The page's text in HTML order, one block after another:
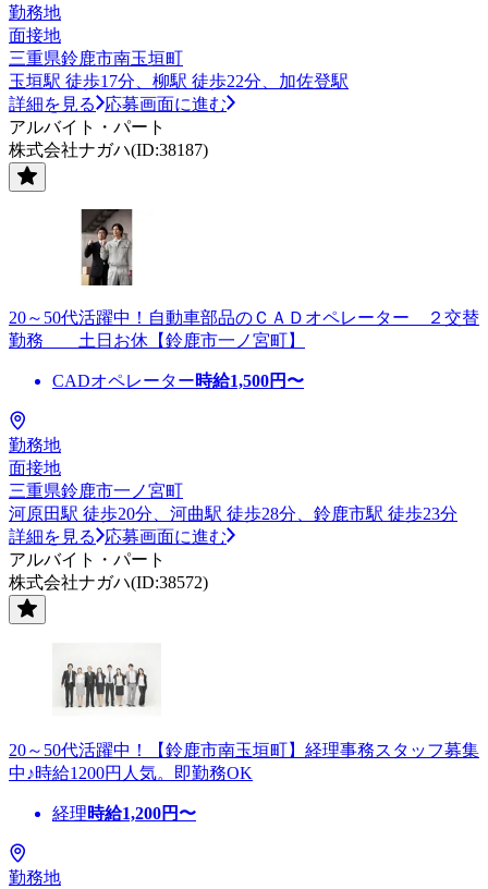
勤務地
面接地
三重県鈴鹿市南玉垣町
玉垣駅 徒歩17分、柳駅 徒歩22分、加佐登駅
詳細を見る
応募画面に進む
アルバイト・パート
株式会社ナガハ(ID:38187)
20～50代活躍中！自動車部品のＣＡＤオペレーター ２交替
勤務 土日お休【鈴鹿市一ノ宮町】
CADオペレーター時給1,500円〜
勤務地
面接地
三重県鈴鹿市一ノ宮町
河原田駅 徒歩20分、河曲駅 徒歩28分、鈴鹿市駅 徒歩23分
詳細を見る
応募画面に進む
アルバイト・パート
株式会社ナガハ(ID:38572)
20～50代活躍中！【鈴鹿市南玉垣町】経理事務スタッフ募集
中♪時給1200円人気。即勤務OK
経理時給1,200円〜
勤務地